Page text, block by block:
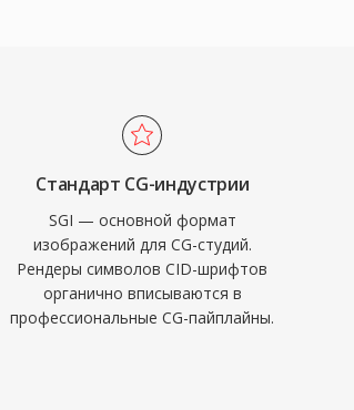
Стандарт CG-индустрии
SGI — основной формат
изображений для CG-студий.
Рендеры символов CID-шрифтов
органично вписываются в
профессиональные CG-пайплайны.